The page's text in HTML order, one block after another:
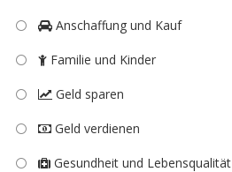
Anschaffung und Kauf
Familie und Kinder
Geld sparen
Geld verdienen
Gesundheit und Lebensqualität